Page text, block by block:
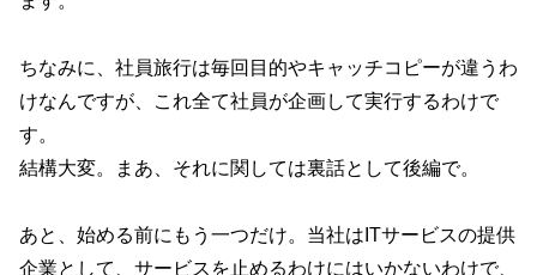
ちなみに、社員旅行は毎回目的やキャッチコピーが違うわ
けなんですが、これ全て社員が企画して実行するわけで
す。
結構大変。まあ、それに関しては裏話として後編で。
あと、始める前にもう一つだけ。当社はITサービスの提供
企業として、サービスを止めるわけにはいかないわけで、